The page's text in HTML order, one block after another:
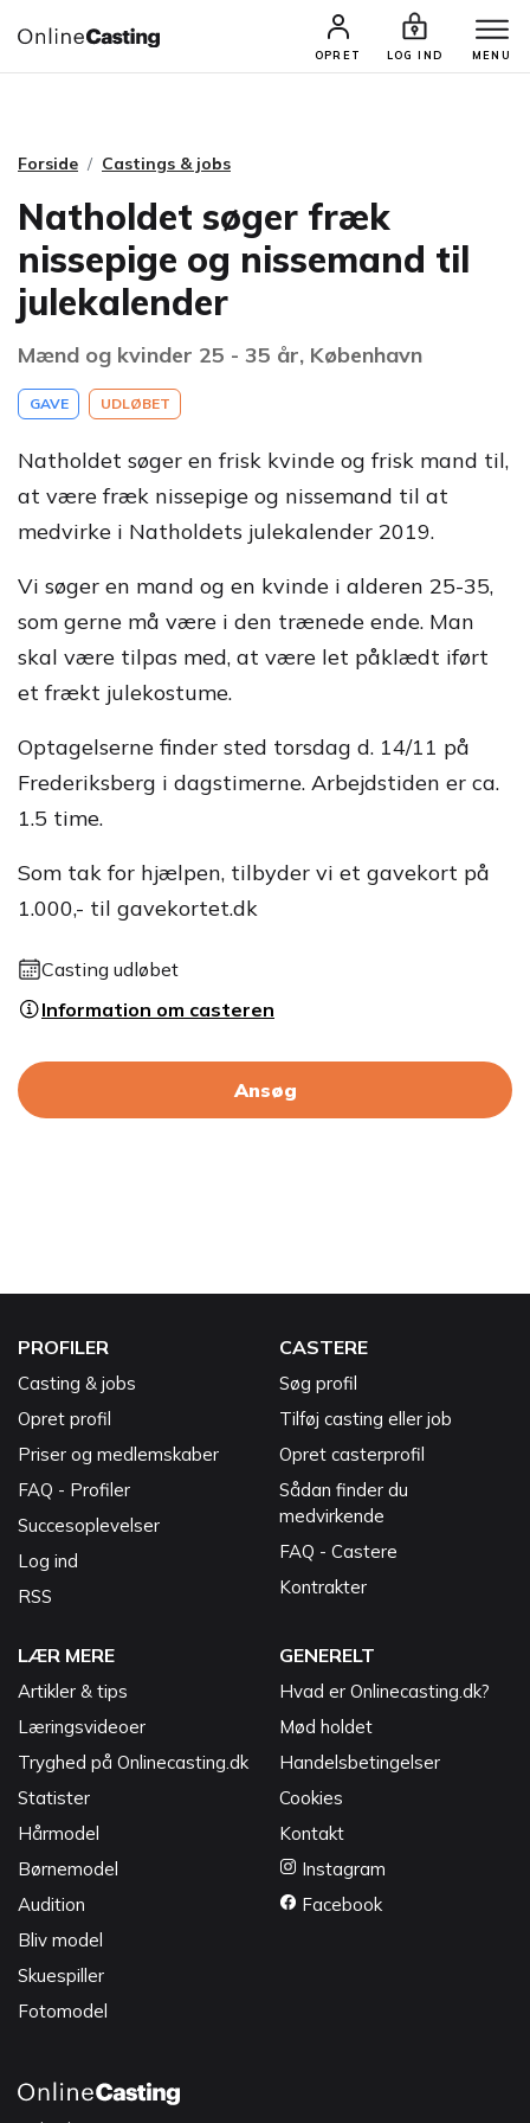
OPRET LOG IND MENU
CASTINGS & JOBS SØG PROFIL
Forside Castings & jobs
Natholdet søger fræk
nissepige og nissemand til
julekalender
Mænd og kvinder 25 - 35 år, København
GAVE UDLØBET
Natholdet søger en frisk kvinde og frisk mand til,
at være fræk nissepige og nissemand til at
medvirke i Natholdets julekalender 2019.
Vi søger en mand og en kvinde i alderen 25-35,
som gerne må være i den trænede ende. Man
skal være tilpas med, at være let påklædt iført
et frækt julekostume.
Optagelserne finder sted torsdag d. 14/11 på
Frederiksberg i dagstimerne. Arbejdstiden er ca.
1.5 time.
Som tak for hjælpen, tilbyder vi et gavekort på
1.000,- til gavekortet.dk
Casting udløbet
Information om casteren
Ansøg
PROFILER
Casting & jobs
Opret profil
Priser og medlemskaber
FAQ - Profiler
Succesoplevelser
Log ind
RSS
CASTERE
Søg profil
Tilføj casting eller job
Opret casterprofil
Sådan finder du
medvirkende
FAQ - Castere
Kontrakter
LÆR MERE
Artikler & tips
Læringsvideoer
Tryghed på Onlinecasting.dk
Statister
Hårmodel
Børnemodel
Audition
Bliv model
Skuespiller
Fotomodel
GENERELT
Hvad er Onlinecasting.dk?
Mød holdet
Handelsbetingelser
Cookies
Kontakt
Instagram
Facebook